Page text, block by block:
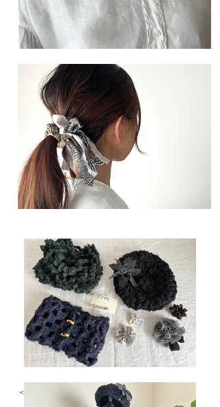
＜その他の活動一例＞